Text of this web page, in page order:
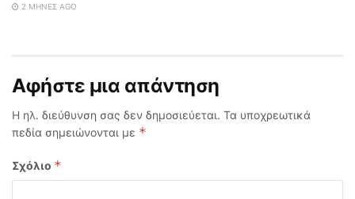
2 ΜΉΝΕΣ AGO
Αφήστε μια απάντηση
Η ηλ. διεύθυνση σας δεν δημοσιεύεται. Τα υποχρεωτικά
πεδία σημειώνονται με *
Σχόλιο *